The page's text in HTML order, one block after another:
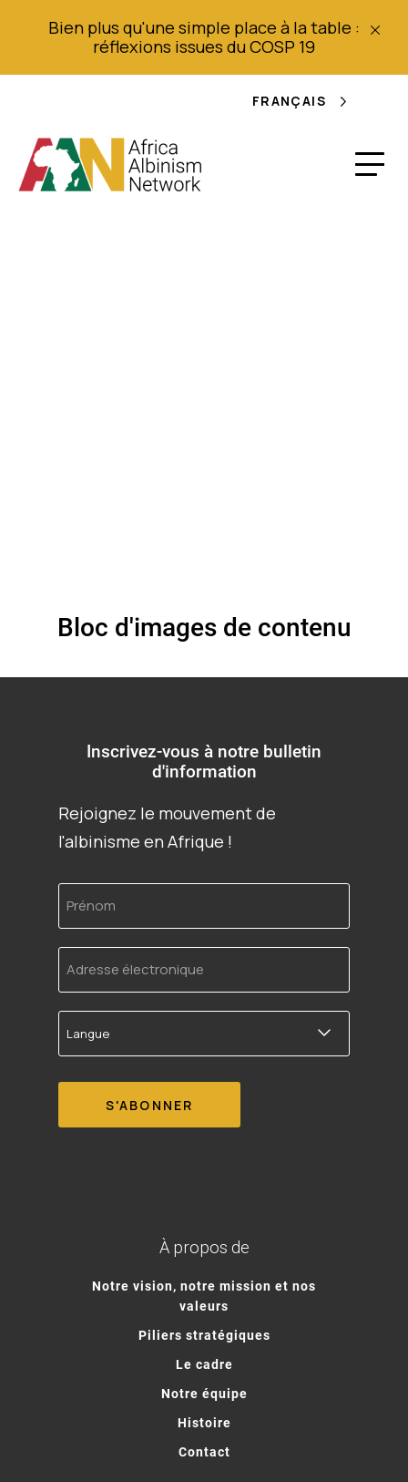
Bien plus qu'une simple place à la table :
réflexions issues du COSP 19
FRANÇAIS
Bloc d'images de contenu
Inscrivez-vous à notre bulletin
d'information
Rejoignez le mouvement de
l'albinisme en Afrique !
Prénom
Adresse
électronique
Langue
À propos de
Notre vision, notre mission et nos
valeurs
Piliers stratégiques
Le cadre
Notre équipe
Histoire
Contact